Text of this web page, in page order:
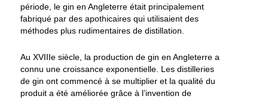
période, le gin en Angleterre était principalement
fabriqué par des apothicaires qui utilisaient des
méthodes plus rudimentaires de distillation.
Au XVIIIe siècle, la production de gin en Angleterre a
connu une croissance exponentielle. Les distilleries
de gin ont commencé à se multiplier et la qualité du
produit a été améliorée grâce à l’invention de